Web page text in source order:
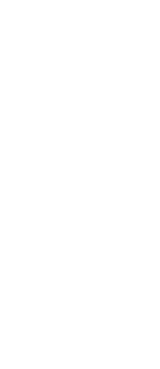
CONFLIT
CONGE
OU